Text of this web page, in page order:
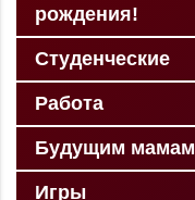
рождения!
Студенческие
Работа
Будущим мамам
Игры